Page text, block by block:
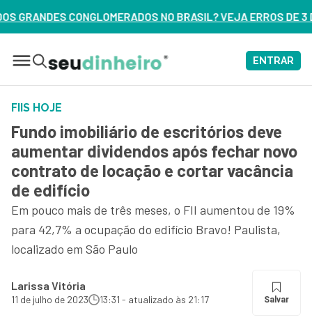
NO BRASIL? VEJA ERROS DE 3 DELES – ASSISTA AGORA
ENTRAR
FIIS HOJE
Fundo imobiliário de escritórios deve
aumentar dividendos após fechar novo
contrato de locação e cortar vacância
de edifício
Em pouco mais de três meses, o FII aumentou de 19%
para 42,7% a ocupação do edifício Bravo! Paulista,
localizado em São Paulo
Larissa Vitória
11 de julho de 2023 13:31 - atualizado às 21:17 Salvar